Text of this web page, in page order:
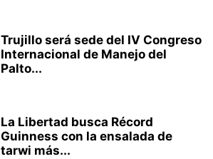
Trujillo será sede del IV Congreso
Internacional de Manejo del
Palto...
La Libertad busca Récord
Guinness con la ensalada de
tarwi más...